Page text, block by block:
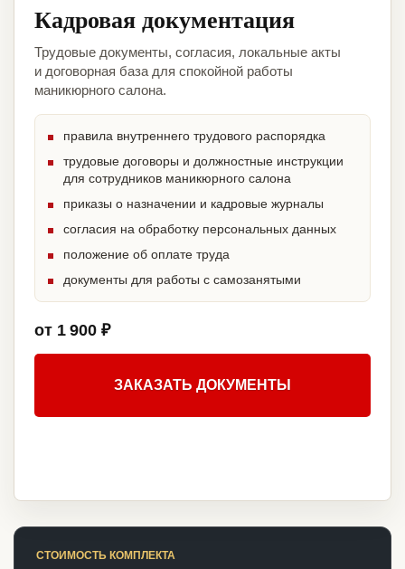
Кадровая документация
Трудовые документы, согласия, локальные акты
и договорная база для спокойной работы
маникюрного салона.
правила внутреннего трудового распорядка
трудовые договоры и должностные инструкции
для сотрудников маникюрного салона
приказы о назначении и кадровые журналы
согласия на обработку персональных данных
положение об оплате труда
документы для работы с самозанятыми
от 1 900 ₽
ЗАКАЗАТЬ ДОКУМЕНТЫ
СТОИМОСТЬ КОМПЛЕКТА